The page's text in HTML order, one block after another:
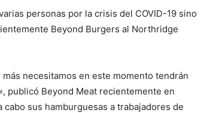
personas por la crisis del COVID-19 sino
Beyond Burgers al Northridge
necesitamos en este momento tendrán
publicó Beyond Meat recientemente en
cabo sus hamburguesas a trabajadores de